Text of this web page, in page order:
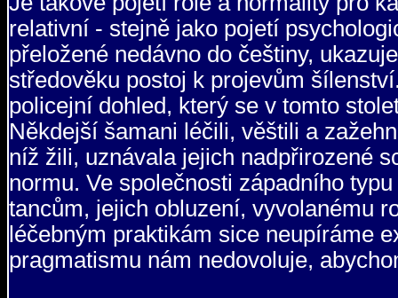
relativní - stejně jako pojetí
přeložené nedávno do češtiny,
středověku postoj k projevům
policejní dohled, který se v tomto
Někdejší šamani léčili, věštili a
níž žili, uznávala jejich nadpřirozené
normu. Ve společnosti západního
tancům, jejich obluzení, vyvolanému
léčebným praktikám sice neupíráme
pragmatismu nám nedovoluje,